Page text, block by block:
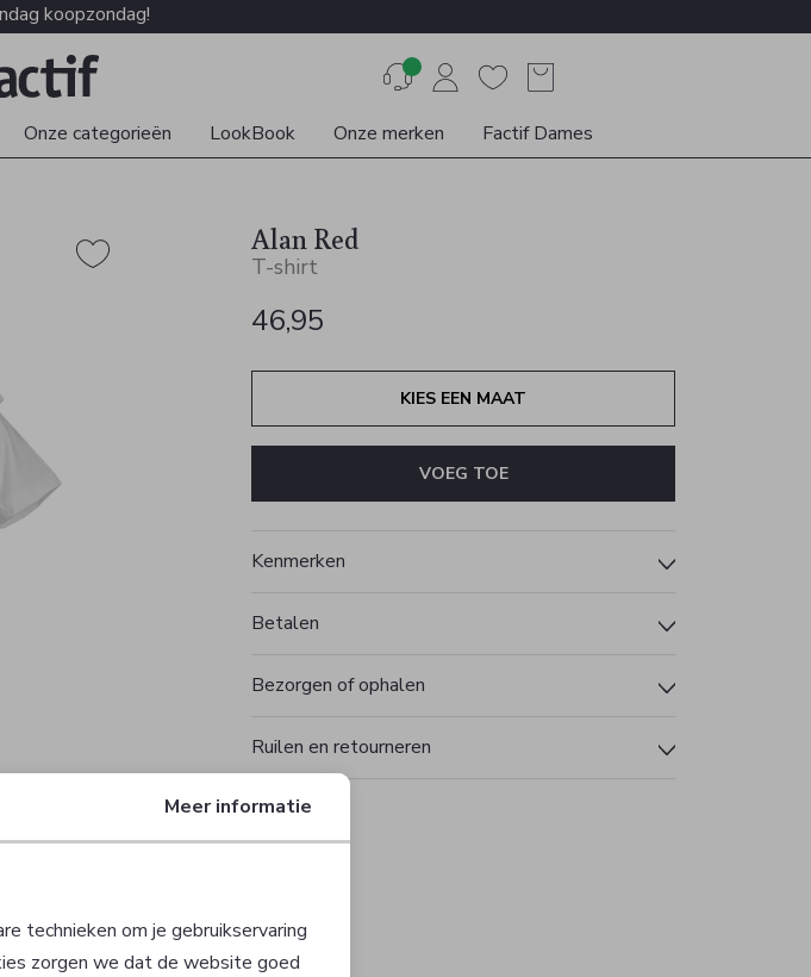
koopzondag!
Onze categorieën LookBook Onze merken Factif Dames
Alan Red
T-shirt
46,95
KIES EEN MAAT
VOEG TOE
Kenmerken
Betalen
Bezorgen of ophalen
Ruilen en retourneren
Meer informatie
technieken om je gebruikservaring
zorgen we dat de website goed